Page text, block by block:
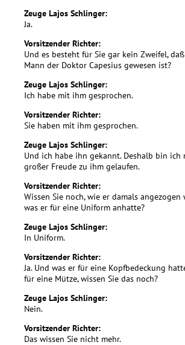
Zeuge Lajos Schlinger:
Ja.
Vorsitzender Richter:
Und es besteht für Sie gar kein Zweifel,
Mann der Doktor Capesius gewesen ist?
Zeuge Lajos Schlinger:
Ich habe mit ihm gesprochen.
Vorsitzender Richter:
Sie haben mit ihm gesprochen.
Zeuge Lajos Schlinger:
Und ich habe ihn gekannt. Deshalb bin ich
großer Freude zu ihm gelaufen.
Vorsitzender Richter:
Wissen Sie noch, wie er damals angezogen
was er für eine Uniform anhatte?
Zeuge Lajos Schlinger:
In Uniform.
Vorsitzender Richter:
Ja. Und was er für eine Kopfbedeckung
für eine Mütze, wissen Sie das noch?
Zeuge Lajos Schlinger:
Nein.
Vorsitzender Richter:
Das wissen Sie nicht mehr.